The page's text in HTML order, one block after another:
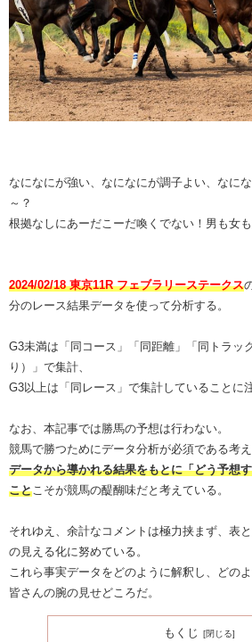
なになにが強い、なになにが調子よい、なに
～？
根拠なしにあーだこーだ喚くでない！男も女
2024/02/18 東京11R フェブラリーステークス
分のレース結果データを使って分析する。
G3未満は「同コース」「同距離」「同トラッ
り）」で集計、
G3以上は「同レース」で集計していることに注
なお、本記事では勝馬の予想は行わない。
競馬で勝つためにデータ分析が必須である考え
データから導かれる結果をもとに「どう予想
こと こそが競馬の醍醐味だと考えている。
それゆえ、余計なコメントは極力挟まず、表
の見える化に努めている。
これら事実データをどのように解釈し、どの
皆さんの腕の見せどころだ。
もくじ